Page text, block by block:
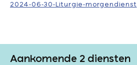
2024-06-30-Liturgie-morgendienst
Aankomende 2 diensten